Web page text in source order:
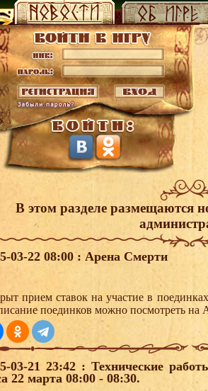
В этом разделе размещаются
03-22 08:00 : Арена Смерти
прием ставок на участие в
поединков можно посмотреть на
03-21 23:42 : Технические
22 марта 08:00 - 08:30.